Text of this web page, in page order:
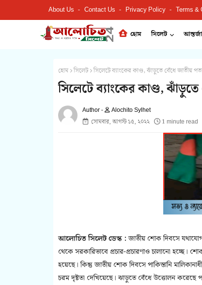
About Us Contact Us Privacy Policy Terms &
হোম সিলেট
হোম সিলেট সিলেটে ব্যাংকের কাণ্ড, ঝাঁড়ুতে বেঁধে জাতীয়
সিলেটে ব্যাংকের কাণ্ড,
Alochito Sylhet
সোমবার, আগস্ট ১৫, ২০২২
1 minute read
আলোচিত সিলেট ডেস্ক :জাতীয় শোক দিবসে
থেকে সরকারিভাবে প্রচার-প্রচারণাও চালানো হচ্ছে।
হয়েছে। কিন্তু জাতীয় শোক দিবসে পাকিস্তানি
চরম দৃষ্টতা দেখিয়েছে। ঝাড়ুতে বেঁধে উত্তোলন করেছে